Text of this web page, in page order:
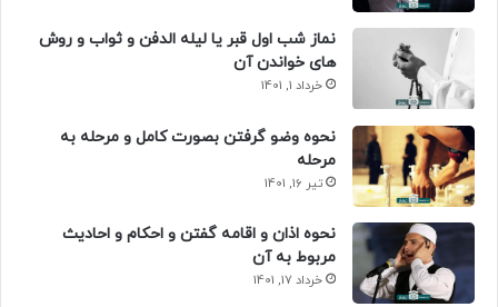
نماز شب اول قبر یا لیله الدفن و ثواب و روش
های خواندن آن
خرداد 1, 1401
نحوه وضو گرفتن بصورت کامل و مرحله به
مرحله
تیر 16, 1401
نحوه اذان و اقامه گفتن و احکام و احادیث
مربوط به آن
خرداد 17, 1401